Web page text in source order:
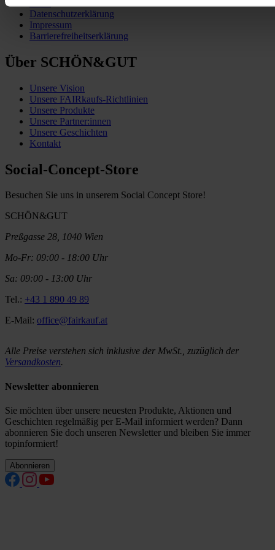
Datenschutzerklärung
Impressum
Barrierefreiheitserklärung
Über SCHÖN&GUT
Unsere Vision
Unsere FAIRkaufs-Richtlinien
Unsere Produkte
Unsere Partner:innen
Unsere Geschichten
Kontakt
Social-Concept-Store
Besuchen Sie uns in unserem Social Concept Store!
SCHÖN&GUT
Preßgasse 28, 1040 Wien
Mo-Fr: 09:00 - 18:00 Uhr
Sa: 09:00 - 13:00 Uhr
Tel.: +43 1 890 49 89
E-Mail: office@fairkauf.at
Alle Preise verstehen sich inklusive der MwSt., zuzüglich der
Versandkosten.
Newsletter abonnieren
Sie möchten über unsere neuesten Produkte, Aktionen und
Geschichten regelmäßig per E-Mail informiert werden? Dann
abonnieren Sie doch unseren Newsletter und bleiben Sie immer
topinformiert!
Abonnieren